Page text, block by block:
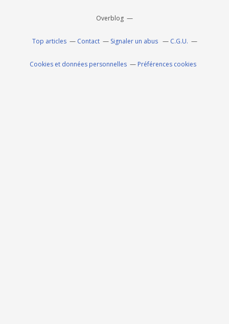
Overblog
Top articles Contact Signaler un abus C.G.U.
Cookies et données personnelles Préférences cookies